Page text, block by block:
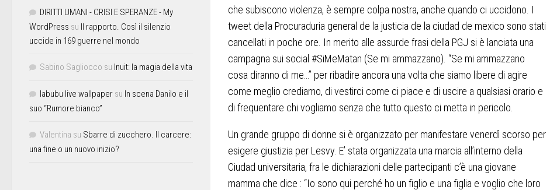
che subiscono violenza, è sempre colpa nostra, anche quando ci uccidono. I
tweet della Procuraduria general de la justicia de la ciudad de mexico sono stati
cancellati in poche ore. In merito alle assurde frasi della PGJ si è lanciata una
campagna sui social #SiMeMatan (Se mi ammazzano). “Se mi ammazzano
cosa diranno di me…” per ribadire ancora una volta che siamo libere di agire
come meglio crediamo, di vestirci come ci piace e di uscire a qualsiasi orario e
di frequentare chi vogliamo senza che tutto questo ci metta in pericolo.
Un grande gruppo di donne si è organizzato per manifestare venerdì scorso per
esigere giustizia per Lesvy. E’ stata organizzata una marcia all’interno della
Ciudad universitaria, fra le dichiarazioni delle partecipanti c’è una giovane
mamma che dice : “Io sono qui perché ho un figlio e una figlia e voglio che loro
DIRITTI UMANI - CRISI E SPERANZE - My
WordPress su Il rapporto. Così il silenzio
uccide in 169 guerre nel mondo
Sabino Sagliocco su Inuit: la magia della vita
labubu live wallpaper su In scena Danilo e il
suo “Rumore bianco”
Valentina su Sbarre di zucchero. Il carcere:
una fine o un nuovo inizio?